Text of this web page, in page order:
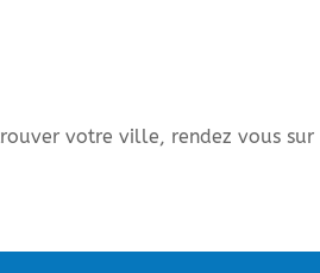
votre ville, rendez vous sur